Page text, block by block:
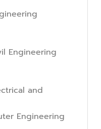
Engineering
and
Engineering